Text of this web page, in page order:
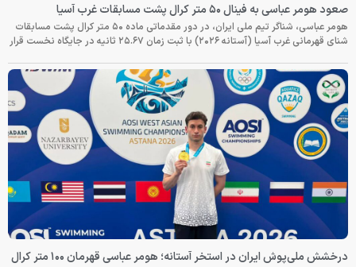
صعود هومر عباسی به فینال ۵۰ متر کرال پشت مسابقات غرب آسیا
هومر عباسی، شناگر تیم ملی ایران، در دور مقدماتی ماده ۵۰ متر کرال پشت مسابقات
شنای قهرمانی غرب آسیا (آستانه ۲۰۲۶) با ثبت زمان ۲۵.۶۷ ثانیه در جایگاه نخست قرار
درخشش ملی‌پوش ایران در استخر آستانه؛ هومر عباسی قهرمان ۱۰۰ متر کرال